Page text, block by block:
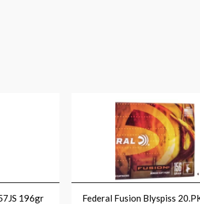
196gr Federal Fusion Blyspiss
kr769
til
kr1,399